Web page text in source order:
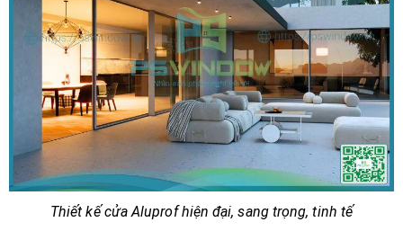
Thiết kế cửa Aluprof hiện đại, sang trọng, tinh tế